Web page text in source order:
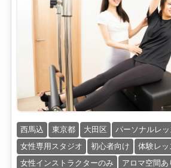
西馬込 東京都 大田区 パーソナルレ
女性専用スタジオ
初心者向け
体験レ
女性インストラクターのみ
アロマ空間あ